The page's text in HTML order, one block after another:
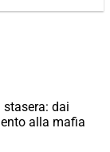
stasera: dai
alla mafia